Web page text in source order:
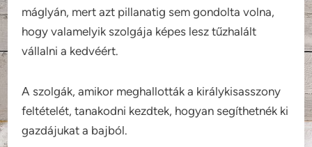
máglyán, mert azt pillanatig sem gondolta volna,
hogy valamelyik szolgája képes lesz tűzhalált
vállalni a kedvéért.
A szolgák, amikor meghallották a királykisasszony
feltételét, tanakodni kezdtek, hogyan segíthetnék ki
gazdájukat a bajból.